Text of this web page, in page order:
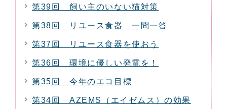
第39回 飼い主のいない猫対策
第38回 リユース食器 一問一答
第37回 リユース食器を使おう
第36回 環境に優しい発電を！
第35回 今年のエコ目標
第34回 AZEMS（エイゼムス）の効果